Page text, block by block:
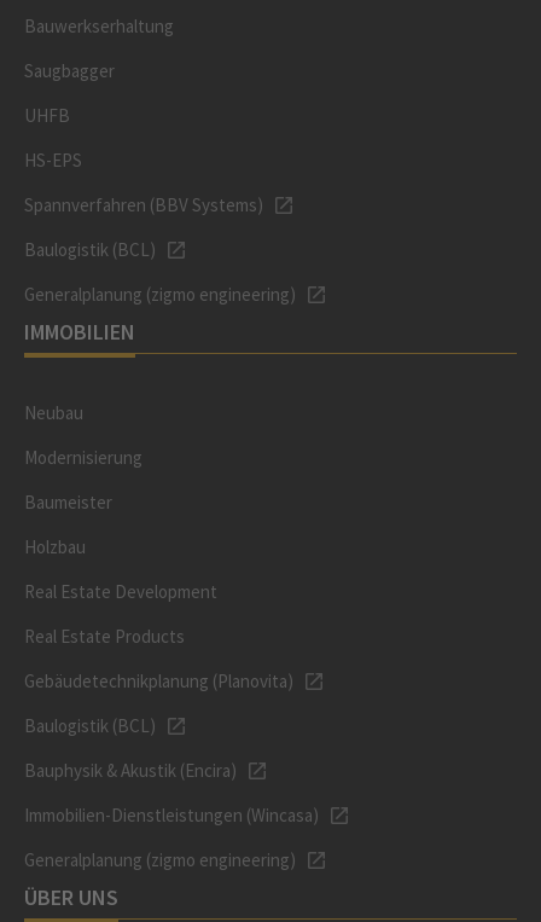
Bauwerkserhaltung
Saugbagger
UHFB
HS-EPS
Spannverfahren (BBV Systems)
Baulogistik (BCL)
Generalplanung (zigmo engineering)
IMMOBILIEN
Neubau
Modernisierung
Baumeister
Holzbau
Real Estate Development
Real Estate Products
Gebäudetechnikplanung (Planovita)
Baulogistik (BCL)
Bauphysik & Akustik (Encira)
Immobilien-Dienstleistungen (Wincasa)
Generalplanung (zigmo engineering)
ÜBER UNS